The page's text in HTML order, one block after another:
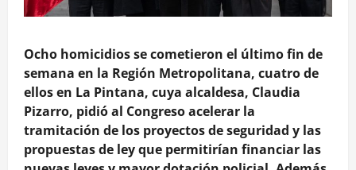
Ocho homicidios se cometieron el último fin de
semana en la Región Metropolitana, cuatro de
ellos en La Pintana, cuya alcaldesa, Claudia
Pizarro, pidió al Congreso acelerar la
tramitación de los proyectos de seguridad y las
propuestas de ley que permitirían financiar las